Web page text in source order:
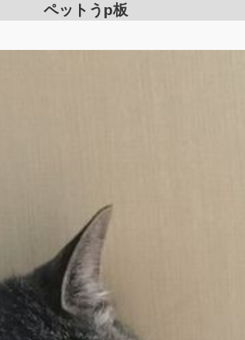
ペットうp板